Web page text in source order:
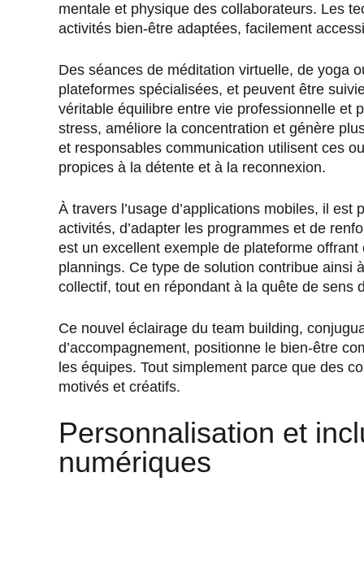
mentale et physique des collaborateurs. Les
activités bien-être adaptées, facilement
Des séances de méditation virtuelle, de yoga
plateformes spécialisées, et peuvent être
véritable équilibre entre vie professionnelle et
stress, améliore la concentration et génère
et responsables communication utilisent ces
propices à la détente et à la reconnexion.
À travers l’usage d’applications mobiles, il
activités, d’adapter les programmes et de
est un excellent exemple de plateforme
plannings. Ce type de solution contribue ainsi
collectif, tout en répondant à la quête de sens
Ce nouvel éclairage du team building,
d’accompagnement, positionne le bien-être
les équipes. Tout simplement parce que des
motivés et créatifs.
Personnalisation et
numériques